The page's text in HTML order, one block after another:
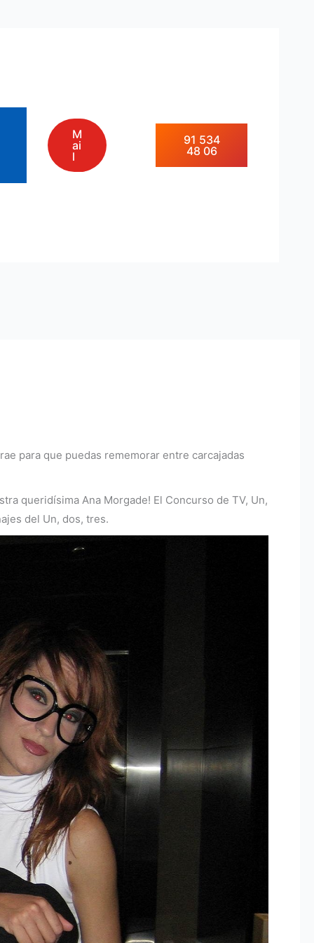
M
ai
l
91 534
48 06
para que puedas rememorar entre carcajadas
queridísima Ana Morgade! El Concurso de TV, Un,
del Un, dos, tres.